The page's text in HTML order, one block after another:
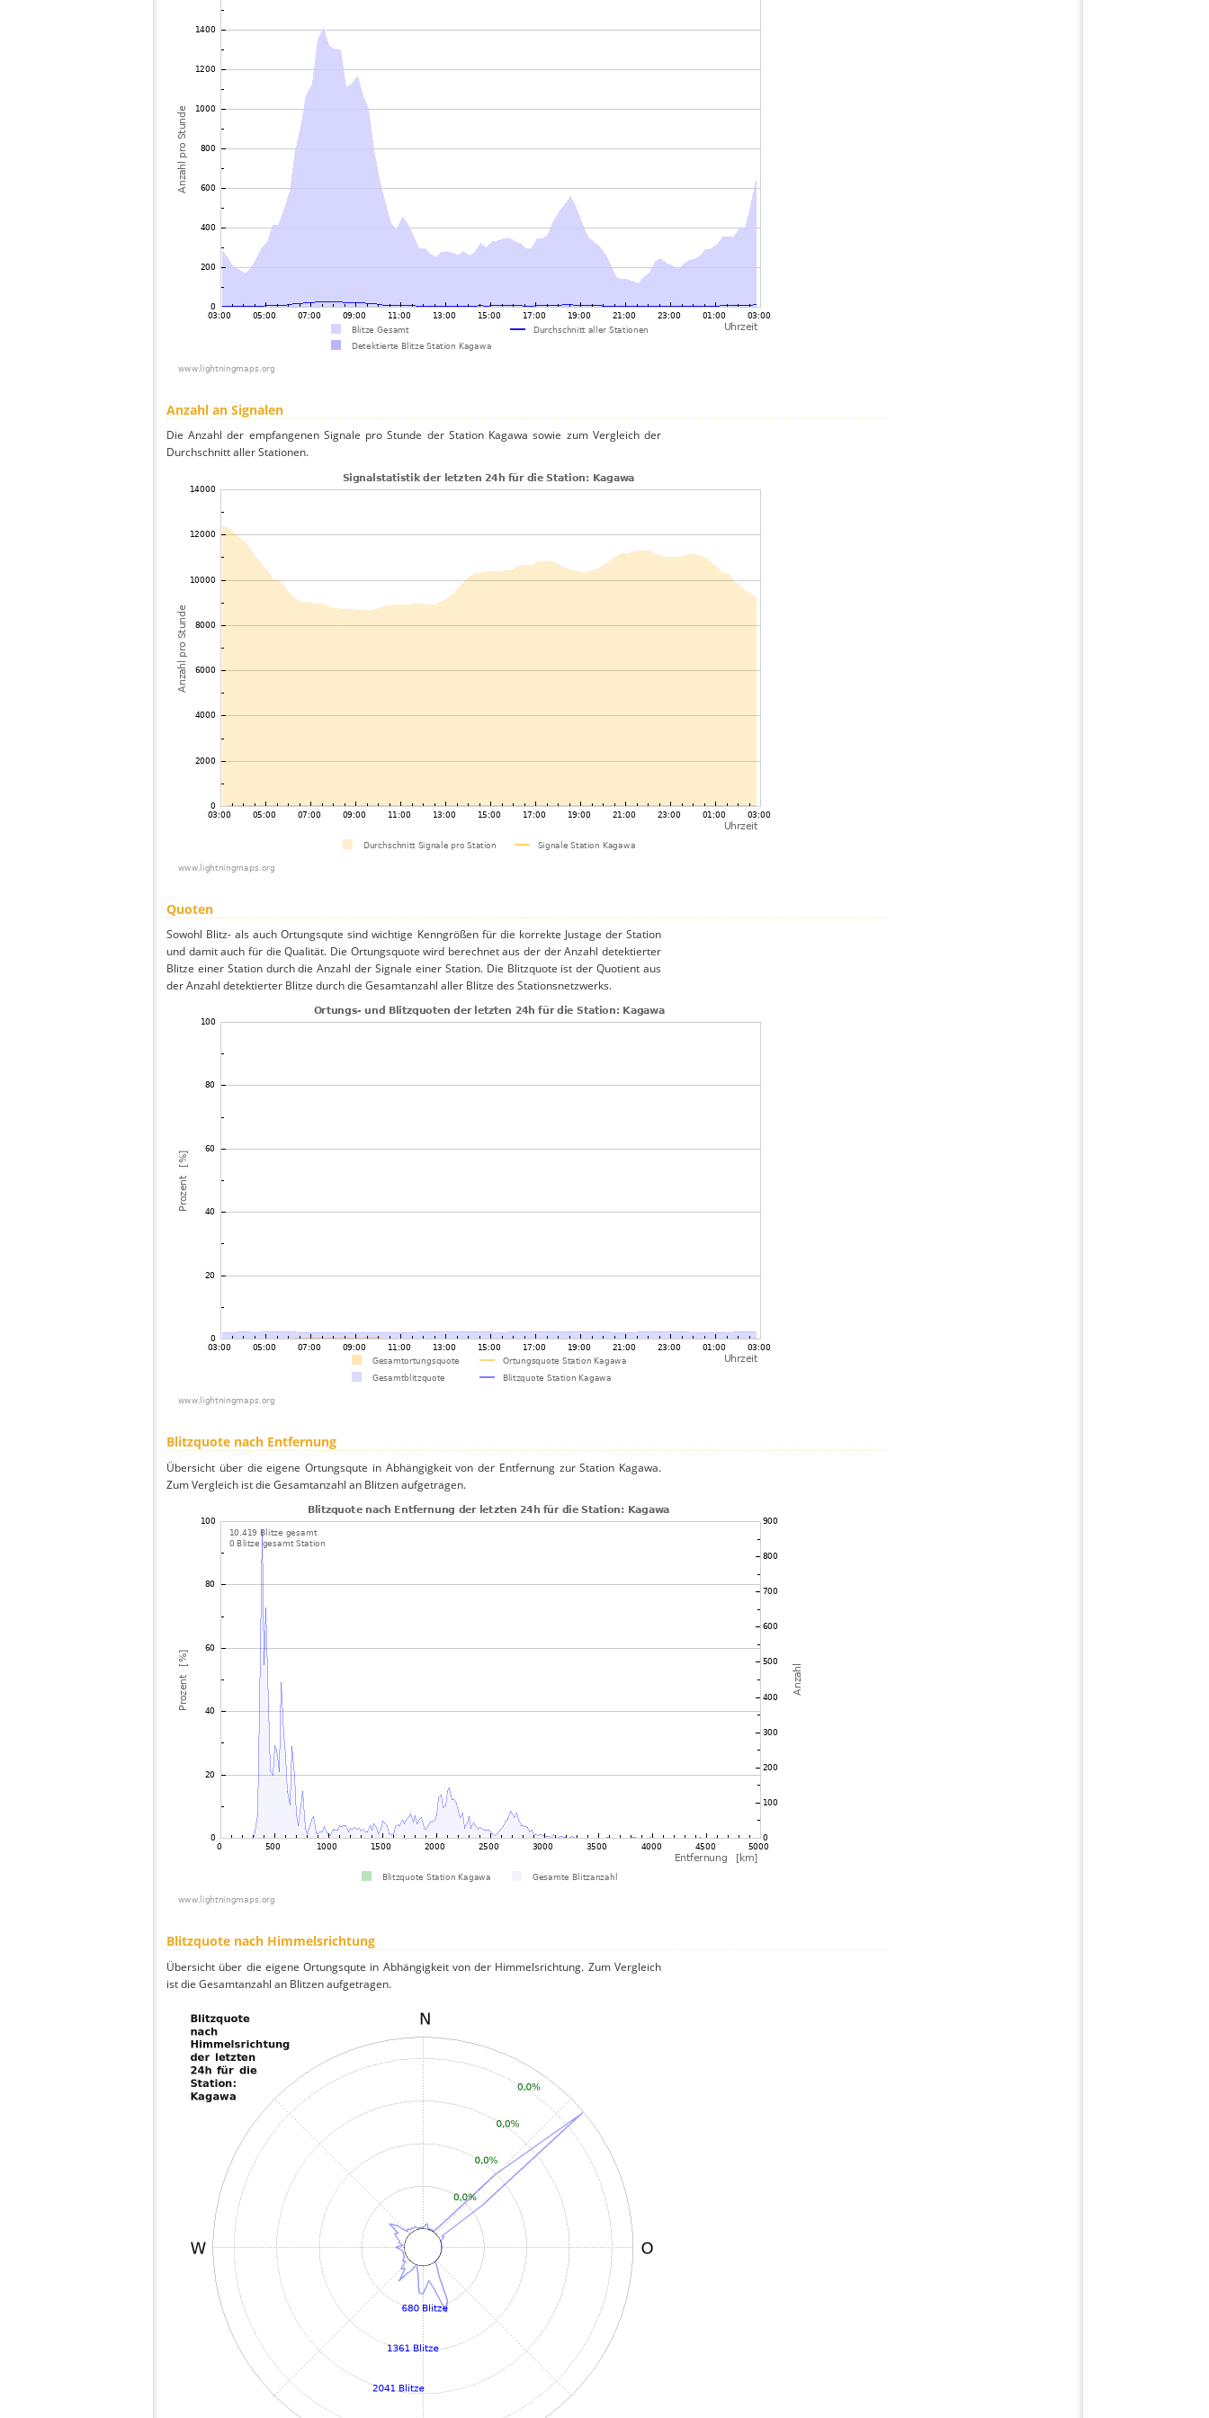
Anzahl an Signalen
Die Anzahl der empfangenen Signale pro Stunde der Station Kagawa sowie zum Vergleich der
Durchschnitt aller Stationen.
Quoten
Sowohl Blitz- als auch Ortungsqute sind wichtige Kenngrößen für die korrekte Justage der Station
und damit auch für die Qualität. Die Ortungsquote wird berechnet aus der der Anzahl detektierter
Blitze einer Station durch die Anzahl der Signale einer Station. Die Blitzquote ist der Quotient aus
der Anzahl detektierter Blitze durch die Gesamtanzahl aller Blitze des Stationsnetzwerks.
Blitzquote nach Entfernung
Übersicht über die eigene Ortungsqute in Abhängigkeit von der Entfernung zur Station Kagawa.
Zum Vergleich ist die Gesamtanzahl an Blitzen aufgetragen.
Blitzquote nach Himmelsrichtung
Übersicht über die eigene Ortungsqute in Abhängigkeit von der Himmelsrichtung. Zum Vergleich
ist die Gesamtanzahl an Blitzen aufgetragen.